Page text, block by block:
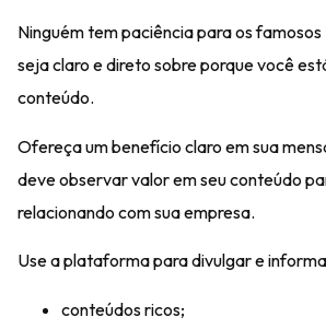
Ninguém tem paciência para os
seja claro e direto sobre porque você
conteúdo.
Ofereça umbenefício claro em sua
deveobservar valorem seu conteúdo
relacionando com sua empresa.
Use a plataforma para divulgar e
conteúdos ricos;